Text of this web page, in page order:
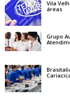
Vila
áreas
Grupo